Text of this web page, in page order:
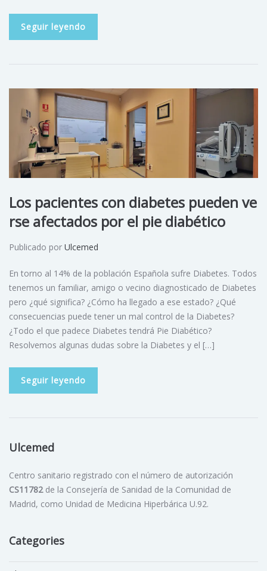
Seguir leyendo
Los pacientes con diabetes pueden ve
rse afectados por el pie diabético
Publicado por Ulcemed
En torno al 14% de la población Española sufre Diabetes. Todos
tenemos un familiar, amigo o vecino diagnosticado de Diabetes
pero ¿qué significa? ¿Cómo ha llegado a ese estado? ¿Qué
consecuencias puede tener un mal control de la Diabetes?
¿Todo el que padece Diabetes tendrá Pie Diabético?
Resolvemos algunas dudas sobre la Diabetes y el […]
Seguir leyendo
Ulcemed
Centro sanitario registrado con el número de autorización
CS11782de la Consejería de Sanidad de la Comunidad de
Madrid, como Unidad de Medicina Hiperbárica U.92.
Categories